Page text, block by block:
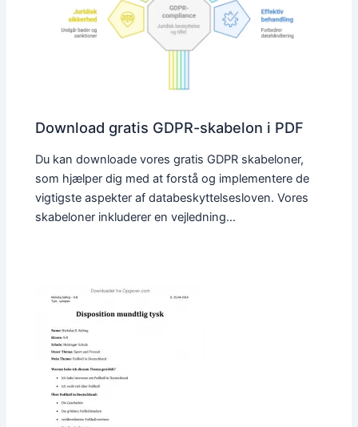
Download gratis GDPR-skabelon i PDF
Du kan downloade vores gratis GDPR skabeloner,
som hjælper dig med at forstå og implementere de
vigtigste aspekter af databeskyttelsesloven. Vores
skabeloner inkluderer en vejledning…